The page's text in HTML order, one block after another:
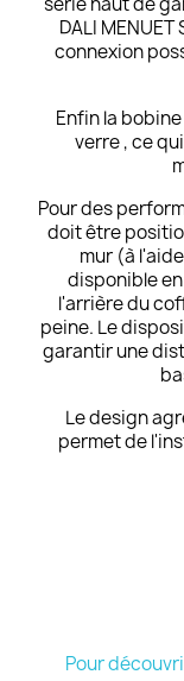
DALI
connexion
Enfin la
verre , ce
Pour des
doit être
mur (à
disponible
l'arrière du
peine. Le
garantir une
Le design
permet de
Pour